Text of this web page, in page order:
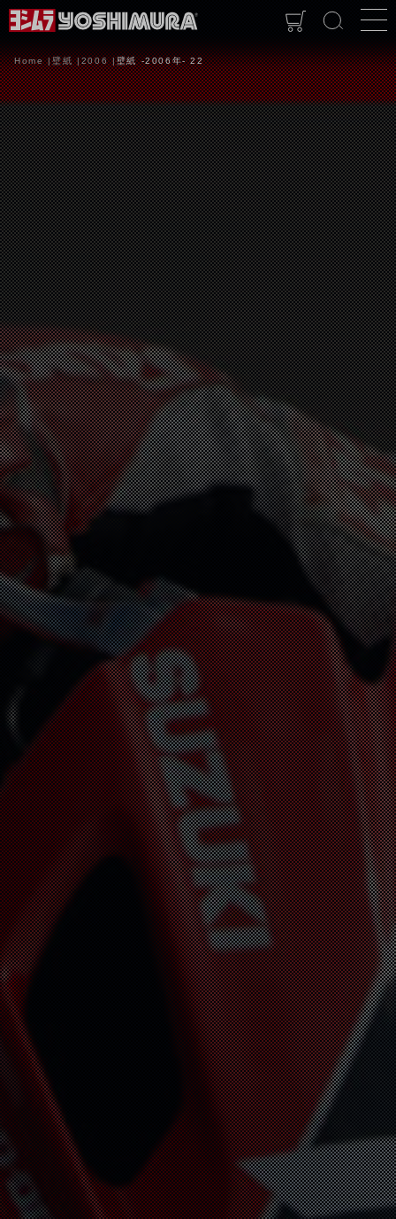
Home 壁紙 2006 壁紙 -2006年- 22